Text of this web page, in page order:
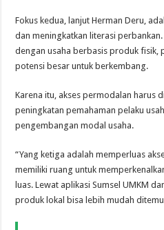
Fokus kedua, lanjut Herman Deru,
dan meningkatkan literasi
dengan usaha berbasis produk fisik,
potensi besar untuk berkembang.
Karena itu, akses permodalan harus
peningkatan pemahaman pelaku
pengembangan modal usaha.
“Yang ketiga adalah memperluas
memiliki ruang untuk
luas. Lewat aplikasi Sumsel UMKM
produk lokal bisa lebih mudah